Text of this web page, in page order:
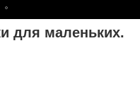
для маленьких.